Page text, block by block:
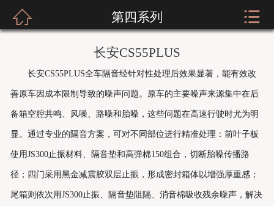
新闻资讯
服装展示
实店经营
招商加盟
 第四系列 
长安CS55PLUS
长安CS55PLUS全车隔音经针对性处理后效果显著，能有效改
善原车因成本限制导致的噪声问题。原车的主要噪声来源集中在后
备箱空腔共鸣、风噪、路噪和胎噪，这些问题在高速行驶时尤为明
显。通过专业的隔音方案，可对不同部位进行精准处理：前叶子板
使用JS300止振材料、隔音垫和高弹棉150组合，切断胎噪传播路
径；四门采用黑金减震胶双层止振，形成密封箱体以增强厚重感；
尾箱则依次用JS300止振、隔音垫阻隔、消音棉吸收残余噪声，解决